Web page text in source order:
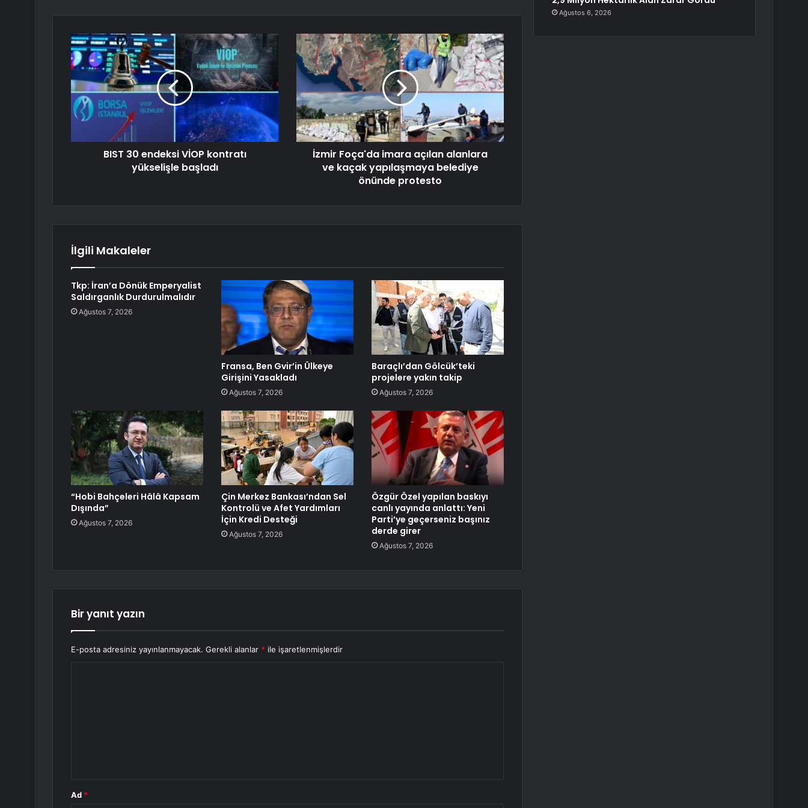
BIST 30 endeksi VİOP kontratı
yükselişle başladı
İzmir Foça'da imara açılan alanlara
ve kaçak yapılaşmaya belediye
önünde protesto
İlgili Makaleler
Tkp: İran’a Dönük Emperyalist
Saldırganlık Durdurulmalıdır
Ağustos 7, 2026
Fransa, Ben Gvir’in Ülkeye
Girişini Yasakladı
Ağustos 7, 2026
Baraçlı’dan Gölcük’teki
projelere yakın takip
Ağustos 7, 2026
“Hobi Bahçeleri Hâlâ Kapsam
Dışında”
Ağustos 7, 2026
Çin Merkez Bankası’ndan Sel
Kontrolü ve Afet Yardımları
İçin Kredi Desteği
Ağustos 7, 2026
Özgür Özel yapılan baskıyı
canlı yayında anlattı: Yeni
Parti’ye geçerseniz başınız
derde girer
Ağustos 7, 2026
Bir yanıt yazın
E-posta adresiniz yayınlanmayacak. Gerekli alanlar * ile işaretlenmişlerdir
Ad *
Ağustos 6, 2026